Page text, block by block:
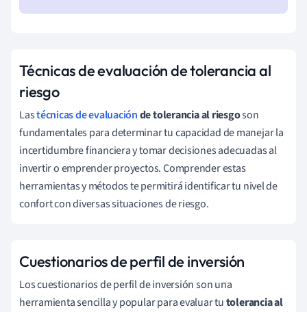
Técnicas de evaluación de tolerancia al
riesgo
Lastécnicas de evaluaciónde tolerancia al riesgoson
fundamentales para determinar tu capacidad de manejar la
incertidumbre financiera y tomar decisiones adecuadas al
invertir o emprender proyectos. Comprender estas
herramientas y métodos te permitirá identificar tu nivel de
confort con diversas situaciones de riesgo.
Cuestionarios de perfil de inversión
Los cuestionarios de perfil de inversión son una
herramienta sencilla y popular para evaluar tutolerancia al